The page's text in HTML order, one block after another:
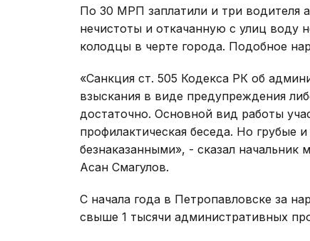
По 30 МРП заплатили и три водителя
нечистоты и откачанную с улиц воду
колодцы в черте города. Подобное
«Санкция ст. 505 Кодекса РК об
взыскания в виде предупреждения
достаточно. Основной вид работы
профилактическая беседа. Но грубые
безнаказанными», - сказал
Асан Смагулов.
С начала года в Петропавловске за
свыше 1 тысячи административных